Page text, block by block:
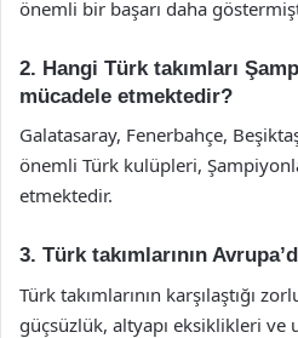
önemli bir başarı daha
2. Hangi Türk takımları
mücadele etmektedir?
Galatasaray, Fenerbahçe,
önemli Türk kulüpleri,
etmektedir.
3. Türk takımlarının
Türk takımlarının karşılaştığı
güçsüzlük, altyapı eksiklikleri ve